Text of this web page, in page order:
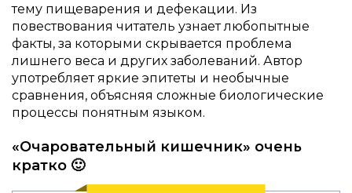
тему пищеварения и дефекации. Из
повествования читатель узнает любопытные
факты, за которыми скрывается проблема
лишнего веса и других заболеваний. Автор
употребляет яркие эпитеты и необычные
сравнения, объясняя сложные биологические
процессы понятным языком.
«Очаровательный кишечник» очень
кратко 🙂